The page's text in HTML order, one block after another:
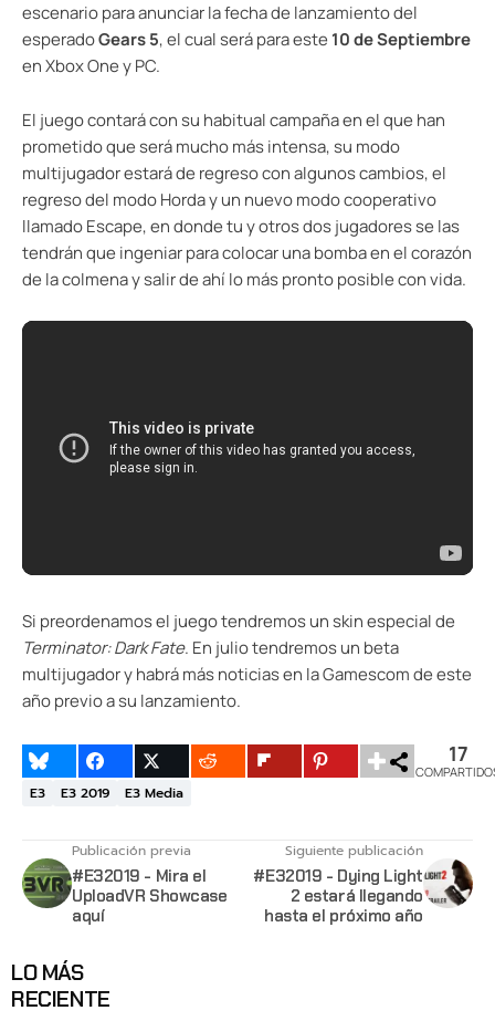
escenario para anunciar la fecha de lanzamiento del
esperadoGears 5, el cual será para este 10 de Septiembre
en Xbox One y PC.
El juego contará con su habitual campaña en el que han
prometido que será mucho más intensa, su modo
multijugador estará de regreso con algunos cambios, el
regreso del modo Horda y un nuevo modo cooperativo
llamado Escape, en donde tu y otros dos jugadores se las
tendrán que ingeniar para colocar una bomba en el corazón
de la colmena y salir de ahí lo más pronto posible con vida.
Si preordenamos el juego tendremos un skin especial de
Terminator: Dark Fate. En julio tendremos un beta
multijugador y habrá más noticias en la Gamescom de este
año previo a su lanzamiento.
17
E3 E3 2019 E3 Media
Publicación previa
#E32019 - Mira el
UploadVR Showcase
aquí
Siguiente publicación
#E32019 - Dying Light
2 estará llegando
hasta el próximo año
LO MÁS
RECIENTE